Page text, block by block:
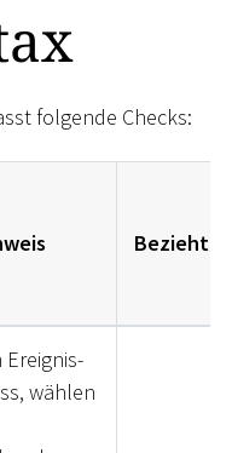
folgende Checks:
Bezieht
Ereignis-
wählen